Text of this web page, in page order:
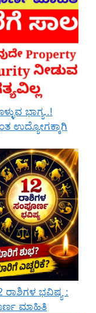
ಭಾಗ್ಯ..!
ಉದ್ಯೋಗಕ್ಕಾಗಿ
ರಾಶಿಗಳ ಭವಿಷ್ಯ :
ಮಾಹಿತಿ